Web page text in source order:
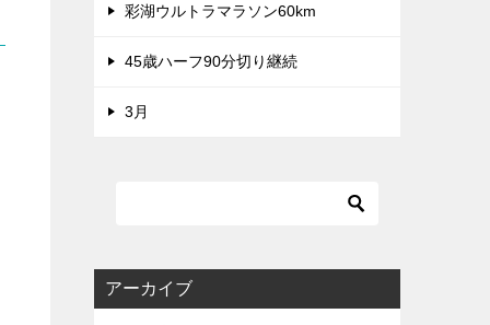
彩湖ウルトラマラソン60km
45歳ハーフ90分切り継続
3月
アーカイブ